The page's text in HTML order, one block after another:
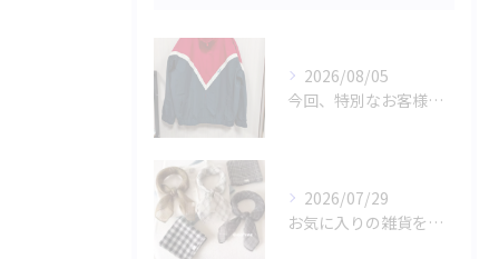
2026/08/05
今回、特別なお客様のためにファッションショー用のサンプルを手...
2026/07/29
お気に入りの雑貨をお探しですか？